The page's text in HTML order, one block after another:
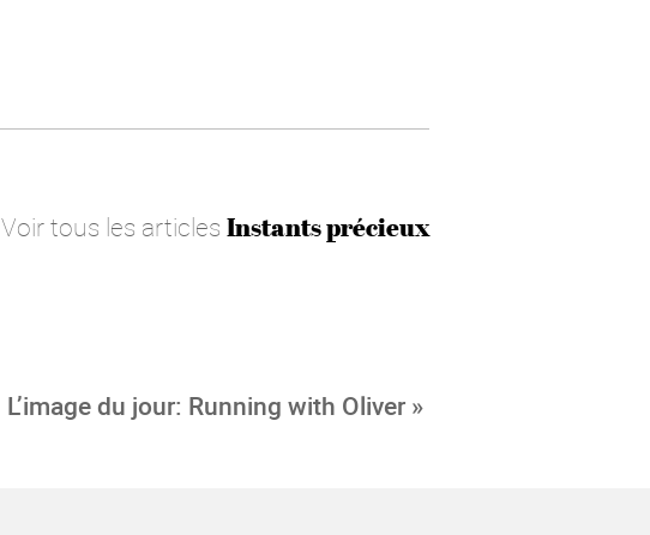
Voir tous les articles Instants précieux
L’image du jour: Running with Oliver »